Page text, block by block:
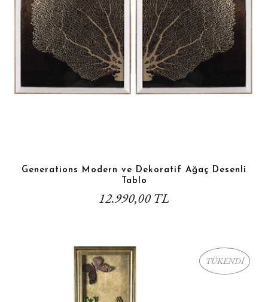
Generations Modern ve Dekoratif Ağaç Desenli
Tablo
12.990,00 TL
TÜKENDİ